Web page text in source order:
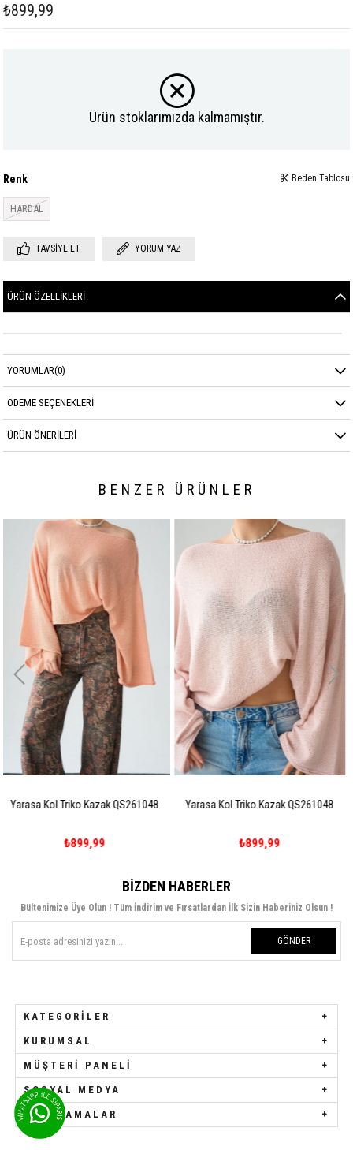
₺899,99
Ürün stoklarımızda kalmamıştır.
Renk
HARDAL
Beden Tablosu
TAVSIYE ET YORUM YAZ
ÜRÜN ÖZELLIKLERI
YORUMLAR(0)
ÖDEME SEÇENEKLERI
ÜRÜN ÖNERILERI
BENZER ÜRÜNLER
QS261048 Yarasa Kol Triko Kazak QS261048
Kolları Dantel
BIZDEN HABERLER
Bültenimize Üye Olun ! Tüm İndirim ve Fırsatlardan İlk Sizin Haberiniz Olsun !
GÖNDER
KATEGORILER
KURUMSAL
MÜŞTERI PANELI
SOSYAL MEDYA
UYGULAMALAR